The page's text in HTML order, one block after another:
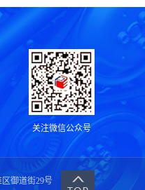
关注微信公众号
区御道街29号